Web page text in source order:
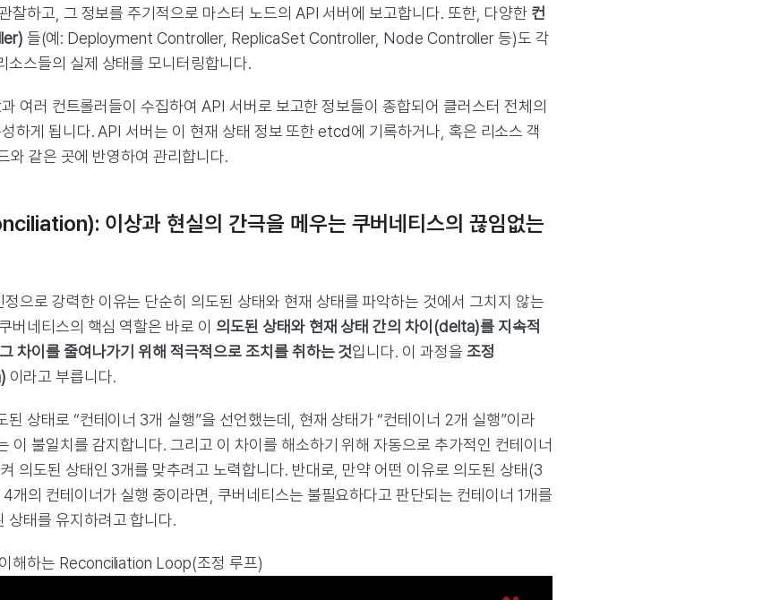
찰하고, 그 정보를 주기적으로 마스터 노드의 API 서버에 보고합니다. 또한, 다양한 컨
들(예: Deployment Controller, ReplicaSet Controller, Node Controller 등)도 각
소스들의 실제 상태를 모니터링합니다.
여러 컨트롤러들이 수집하여 API 서버로 보고한 정보들이 종합되어 클러스터 전체의
성하게 됩니다. API 서버는 이 현재 상태 정보 또한 etcd에 기록하거나, 혹은 리소스 객
와 같은 곳에 반영하여 관리합니다.
이상과 현실의 간극을 메우는 쿠버네티스의 끊임없는
으로 강력한 이유는 단순히 의도된 상태와 현재 상태를 파악하는 것에서 그치지 않는
버네티스의 핵심 역할은 바로 이 의도된 상태와 현재 상태 간의 차이(delta)를 지속적
차이를 줄여나가기 위해 적극적으로 조치를 취하는 것입니다. 이 과정을 조정
이라고 부릅니다.
된 상태로 “컨테이너 3개 실행”을 선언했는데, 현재 상태가 “컨테이너 2개 실행”이라
이 불일치를 감지합니다. 그리고 이 차이를 해소하기 위해 자동으로 추가적인 컨테이너
의도된 상태인 3개를 맞추려고 노력합니다. 반대로, 만약 어떤 이유로 의도된 상태(3
개의 컨테이너가 실행 중이라면, 쿠버네티스는 불필요하다고 판단되는 컨테이너 1개를
상태를 유지하려고 합니다.
해하는 Reconciliation Loop(조정 루프)